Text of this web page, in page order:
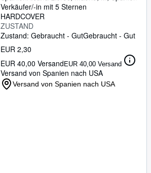
Verkäufer/-in mit 5 Sternen
HARDCOVER
ZUSTAND
Zustand: Gebraucht - GutGebraucht - Gut
EUR 2,30
EUR 40,00 VersandEUR 40,00 Versand
Versand von Spanien nach USA
Versand von Spanien nach USA